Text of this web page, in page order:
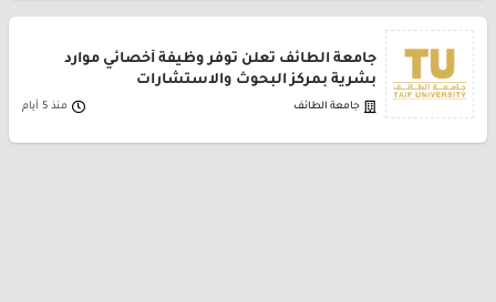
جامعة الطائف تعلن توفر وظيفة أخصائي موارد
بشرية بمركز البحوث والاستشارات
جامعة الطائف منذ 5 أيام